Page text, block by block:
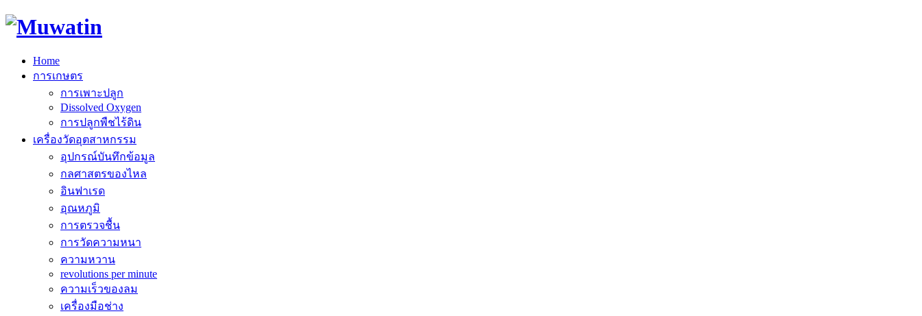
Home
การเกษตร
การเพาะปลูก
Dissolved Oxygen
การปลูกพืชไร้ดิน
เครื่องวัดอุตสาหกรรม
อุปกรณ์บันทึกข้อมูล
กลศาสตรของไหล
อินฟาเรด
อุณหภูมิ
การตรวจชื้น
การวัดความหนา
ความหวาน
revolutions per minute
ความเร็วของลม
เครื่องมือช่าง